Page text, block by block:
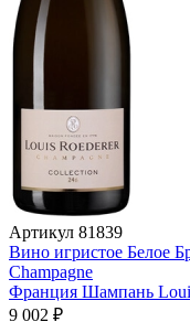
Артикул 81839
Вино игристое Белое
Champagne
Франция Шампань
9 002 ₽